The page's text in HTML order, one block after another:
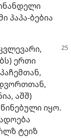
პაპა-ბებია
ერთი
აშშ)
იყო.
ტეიზ